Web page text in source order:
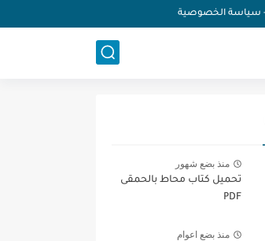
منذ بضع شهور
تحميل كتاب محاط بالحمقى
PDF
منذ بضع اعوام